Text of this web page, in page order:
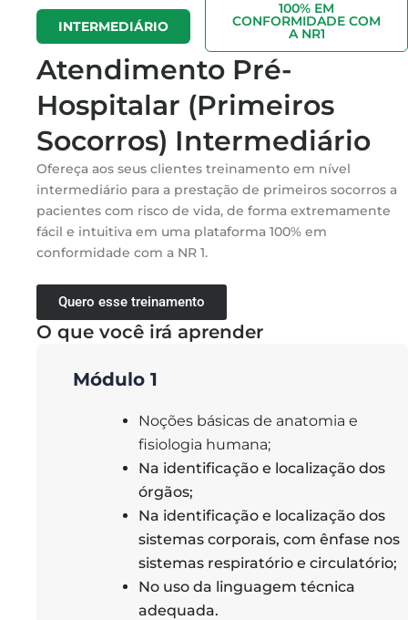
INTERMEDIÁRIO
100% EM
CONFORMIDADE COM
A NR1
Atendimento Pré-
Hospitalar (Primeiros
Socorros) Intermediário
Ofereça aos seus clientes treinamento em nível
intermediário para a prestação de primeiros socorros a
pacientes com risco de vida, de forma extremamente
fácil e intuitiva em uma plataforma 100% em
conformidade com a NR 1.
Quero esse treinamento
O que você irá aprender
Módulo 1
Noções básicas de anatomia e
fisiologia humana;
Na identificação e localização dos
órgãos;
Na identificação e localização dos
sistemas corporais, com ênfase nos
sistemas respiratório e circulatório;
No uso da linguagem técnica
adequada.